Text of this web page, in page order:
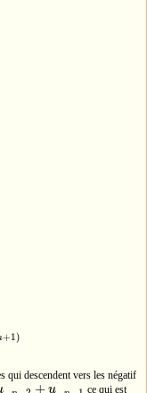
+1)
qui descendent vers les négatif
+ u
ce qui est